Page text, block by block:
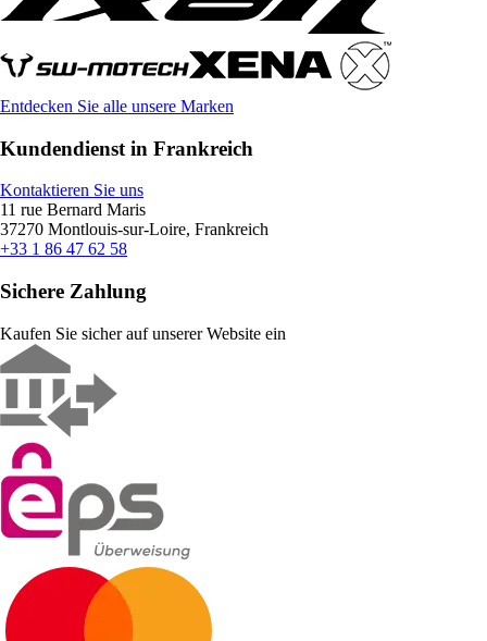
Entdecken Sie alle unsere Marken
Kundendienst in Frankreich
Kontaktieren Sie uns
11 rue Bernard Maris
37270 Montlouis-sur-Loire, Frankreich
+33 1 86 47 62 58
Sichere Zahlung
Kaufen Sie sicher auf unserer Website ein